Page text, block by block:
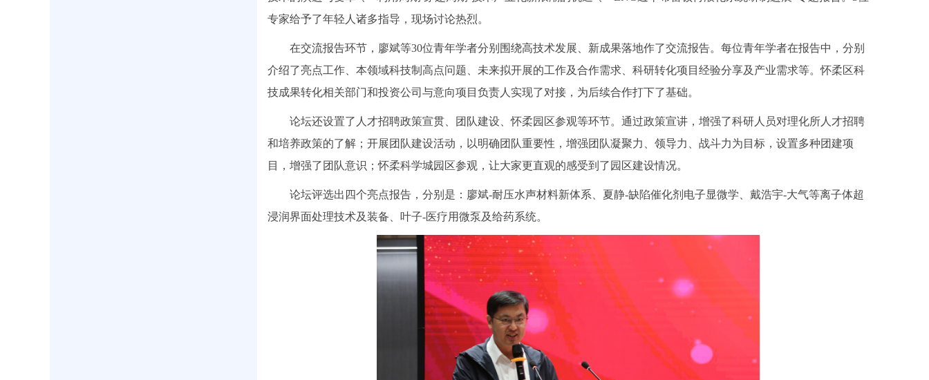
专家给予了年轻人诸多指导，现场讨论热烈。
在交流报告环节，廖斌等30位青年学者分别围绕高技术发展、新成果落地作了交流报告。每位青年学者在报告中，分别
介绍了亮点工作、本领域科技制高点问题、未来拟开展的工作及合作需求、科研转化项目经验分享及产业需求等。怀柔区科
技成果转化相关部门和投资公司与意向项目负责人实现了对接，为后续合作打下了基础。
论坛还设置了人才招聘政策宣贯、团队建设、怀柔园区参观等环节。通过政策宣讲，增强了科研人员对理化所人才招聘
和培养政策的了解；开展团队建设活动，以明确团队重要性，增强团队凝聚力、领导力、战斗力为目标，设置多种团建项
目，增强了团队意识；怀柔科学城园区参观，让大家更直观的感受到了园区建设情况。
论坛评选出四个亮点报告，分别是：廖斌-耐压水声材料新体系、夏静-缺陷催化剂电子显微学、戴浩宇-大气等离子体超
浸润界面处理技术及装备、叶子-医疗用微泵及给药系统。